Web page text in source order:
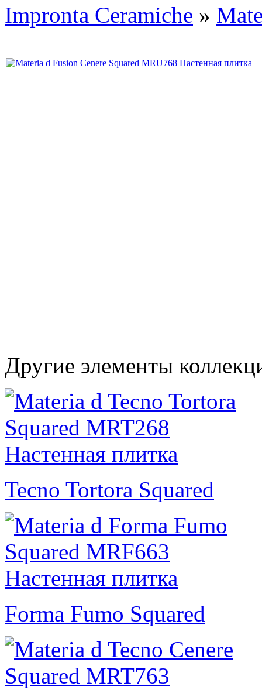
Impronta Ceramiche »
Другие элементы
Tecno Tortora Squared
Forma Fumo Squared